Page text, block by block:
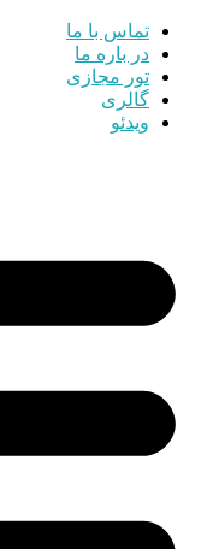
تماس با ما
در باره ما
تور مجازی
گالری
ویدئو